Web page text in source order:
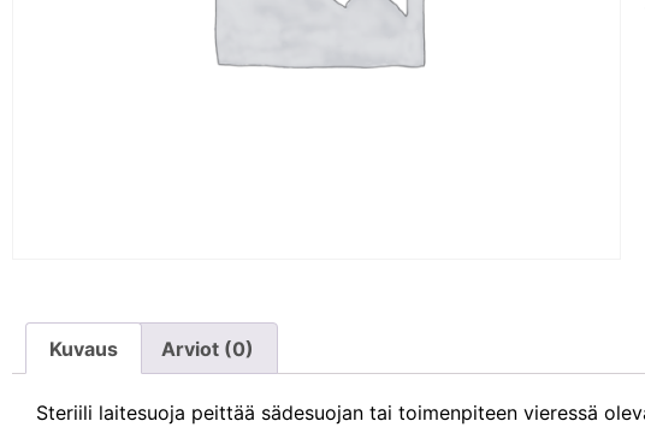
Kuvaus Arviot (0)
Steriili laitesuoja peittää sädesuojan tai toimenpiteen vieressä